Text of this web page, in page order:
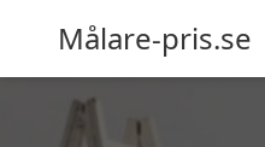
Målare-pris.se